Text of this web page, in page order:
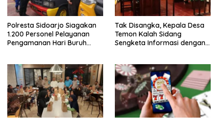
Polresta Sidoarjo Siagakan
1.200 Personel Pelayanan
Pengamanan Hari Buruh
Tak Disangka, Kepala Desa
Temon Kalah Sidang
Sengketa Informasi dengan